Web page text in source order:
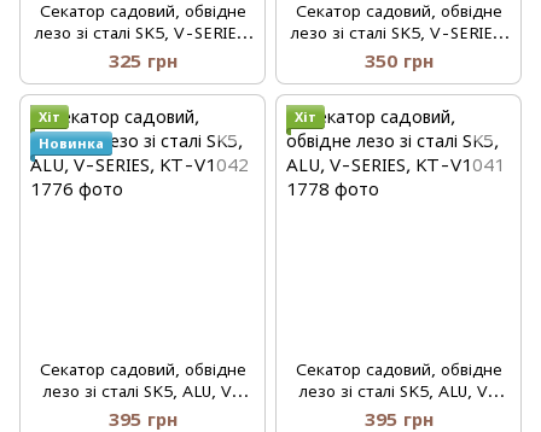
Секатор садовий, обвідне
лезо зі сталі SK5, V-SERIES,
KT-V1027
325 грн
Секатор садовий, обвідне
лезо зі сталі SK5, V-SERIES,
KT-V1028
350 грн
Хіт
Новинка
Секатор садовий, обвідне
лезо зі сталі SK5, ALU, V-
SERIES, KT-V1042
395 грн
Хіт
Секатор садовий, обвідне
лезо зі сталі SK5, ALU, V-
SERIES, KT-V1041
395 грн